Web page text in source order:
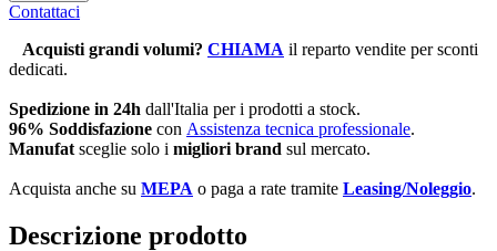
Contattaci
Acquisti grandi volumi? CHIAMA il reparto vendite per sconti
dedicati.
Spedizione in 24h dall'Italia per i prodotti a stock.
96% Soddisfazione con Assistenza tecnica professionale.
Manufat sceglie solo i migliori brand sul mercato.
Acquista anche su MEPA o paga a rate tramite Leasing/Noleggio.
Descrizione prodotto